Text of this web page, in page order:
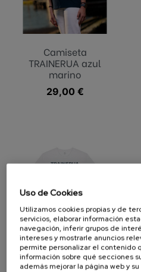
Camiseta
TRAINERUA azul
marino
Precio
29,00 €
Camiseta
TRAINERUA blanco...
Uso de Cookies
Utilizamos cookies propias y de
servicios, elaborar información
navegación, inferir grupos de
intereses y mostrarle anuncios
permite personalizar el contenido
información sobre qué secciones
además mejorar la página web y